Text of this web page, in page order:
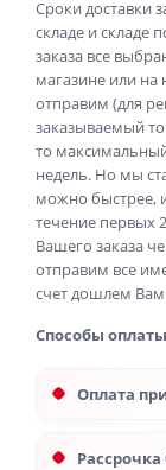
Сроки доставки
складе и складе
заказа все
магазине или
отправим (для
заказываемый
то
недель. Но мы
можно быстрее,
течение первых
Вашего заказа
отправим все
счет дошлем Вам
Способы
Оплата